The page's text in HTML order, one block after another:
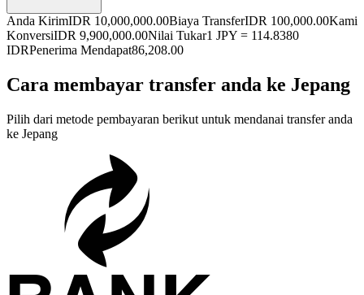
Anda KirimIDR 10,000,000.00Biaya TransferIDR 100,000.00Kami
KonversiIDR 9,900,000.00Nilai Tukar1 JPY = 114.8380
IDRPenerima Mendapat86,208.00
Cara membayar transfer anda ke Jepang
Pilih dari metode pembayaran berikut untuk mendanai transfer anda
ke Jepang